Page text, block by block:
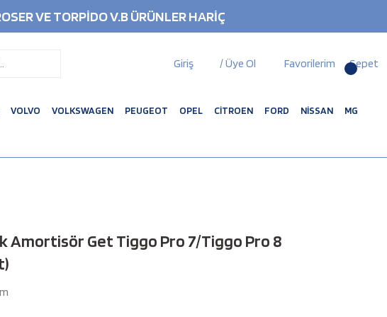
VE TORPİDO V.B ÜRÜNLER HARİÇ
Giriş / Üye Ol Favorilerim Sepet
VOLVO VOLKSWAGEN PEUGEOT OPEL CİTROEN FORD NİSSAN MG
Amortisör Get Tiggo Pro 7/Tiggo Pro 8